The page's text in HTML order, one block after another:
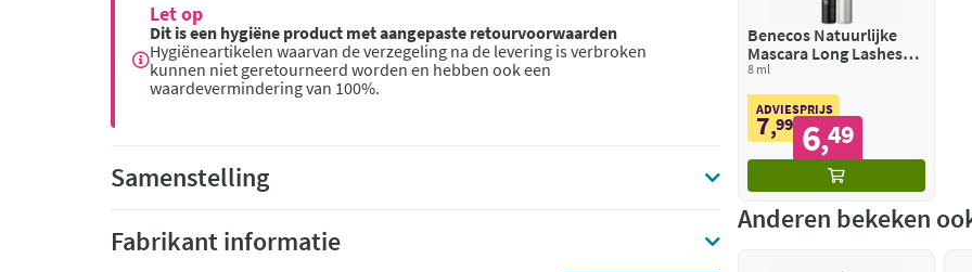
Let op
Dit is een hygiëne product met aangepaste retourvoorwaarden
Hygiëneartikelen waarvan de verzegeling na de levering is verbroken
kunnen niet geretourneerd worden en hebben ook een
waardevermindering van 100%.
Samenstelling
Fabrikant informatie
Benecos Natuurlijke
Mascara Long Lashes
Carbon Black
8 ml
ADVIESPRIJS
7,99 6,49
Anderen bekeken